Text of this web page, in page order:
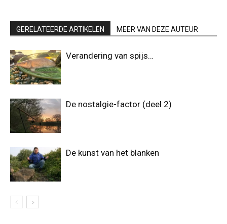
GERELATEERDE ARTIKELEN MEER VAN DEZE AUTEUR
Verandering van spijs…
De nostalgie-factor (deel 2)
De kunst van het blanken